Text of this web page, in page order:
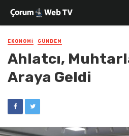
EKONOMI GÜNDEM
Ahlatcı,
Araya Geldi